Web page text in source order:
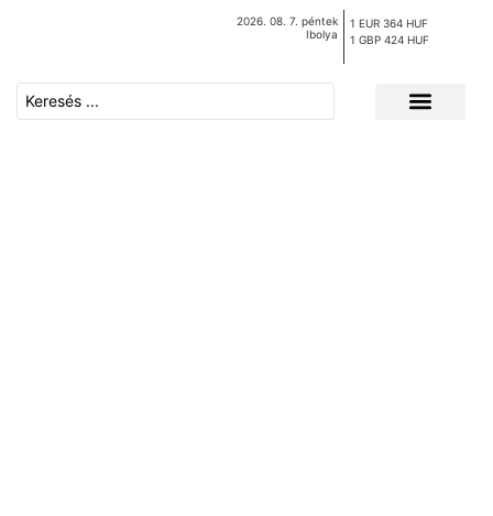
2026. 08. 7. péntek
Ibolya
1 EUR 364 HUF
1 GBP 424 HUF